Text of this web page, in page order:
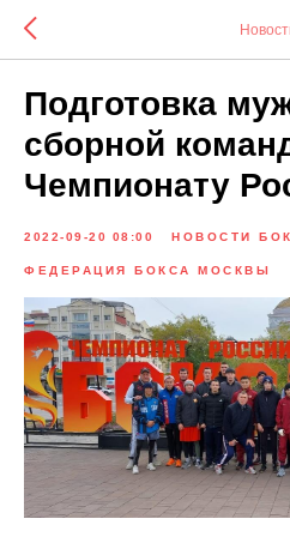
Подготовка
cборной
Чемпионату
2022-09-20 08:00 НОВОСТИ
ФЕДЕРАЦИЯ БОКСА МОСКВЫ